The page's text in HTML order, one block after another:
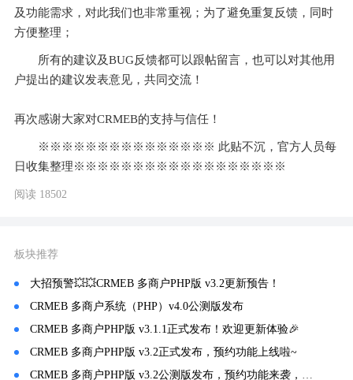
及功能需求，对此我们也非常重视；为了避免重复反馈，同时
方便整理；
所有的建议及BUG反馈都可以跟帖留言，也可以对其他用
户提出的建议发表意见，共同交流！
再次感谢大家对CRMEB的支持与信任！
※※※※※※※※※※※※※※※ 此贴不沉，官方人员每
日收集整理※※※※※※※※※※※※※※※※※※
阅读 18502
板块推荐
大招预警💥💥CRMEB 多商户PHP版 v3.2更新预告！
CRMEB 多商户系统（PHP）v4.0公测版发布
CRMEB 多商户PHP版 v3.1.1正式发布！欢迎更新体验🎉
CRMEB 多商户PHP版 v3.2正式发布，预约功能上线啦~
CRMEB 多商户PHP版 v3.2公测版发布，预约功能来袭，欢迎体验~